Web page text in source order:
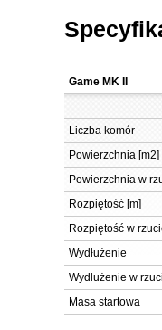
Game MK II
Liczba komór
Powierzchnia [m2]
Powierzchnia w
Rozpiętość [m]
Rozpiętość w
Wydłużenie
Wydłużenie w
Masa startowa